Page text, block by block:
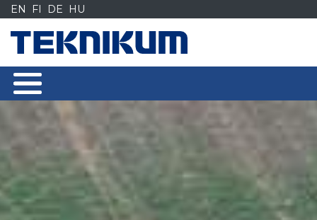
Siirry
sisältöön
EN FI DE HU